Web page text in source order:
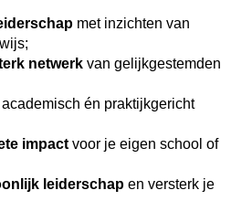
met inzichten van
netwerk van gelijkgestemden
én praktijkgericht
impact voor je eigen school of
leiderschap en versterk je